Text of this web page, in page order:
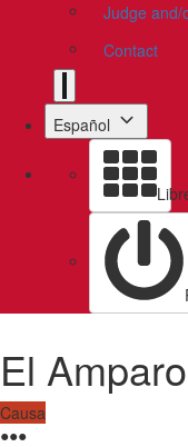
Judge and/
Contact
Español
El Amparo
Causa
●●●